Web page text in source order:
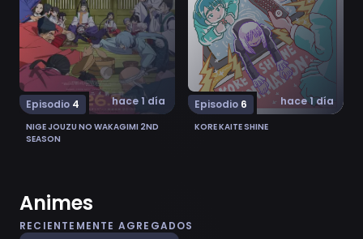
hace 1 día
Episodio 4
NIGE JOUZU NO WAKAGIMI 2ND
SEASON
hace 1 día
Episodio 6
KORE KAITE SHINE
Animes
RECIENTEMENTE AGREGADOS